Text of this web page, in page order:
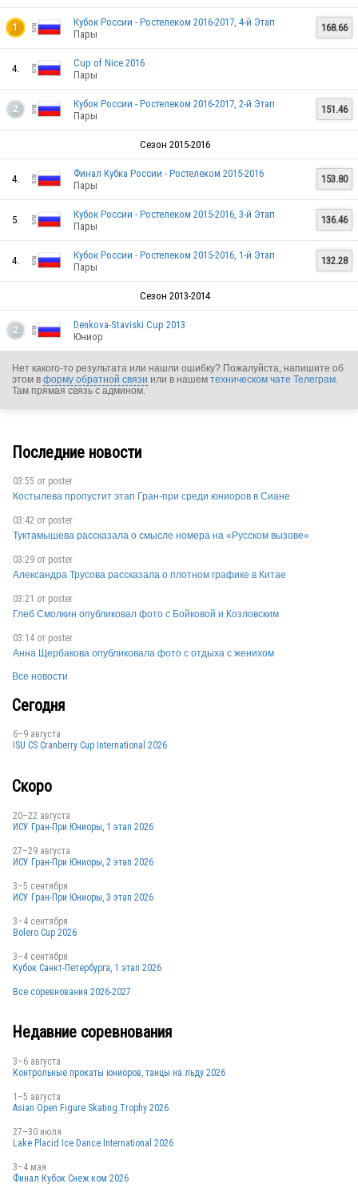
BLR
RUS
RUS
RUS
RUS
RUS
1
RUS
Кубок России - Ростелеком 2016-2017, 4-й Этап
Пары
168.66
4.
RUS
Cup of Nice 2016
Пары
2
RUS
Кубок России - Ростелеком 2016-2017, 2-й Этап
Пары
151.46
Сезон 2015-2016
4.
Финал Кубка России - Ростелеком 2015-2016
Пары
153.80
5.
Кубок России - Ростелеком 2015-2016, 3-й Этап
Пары
136.46
4.
Кубок России - Ростелеком 2015-2016, 1-й Этап
Пары
132.28
Сезон 2013-2014
2
Denkova-Staviski Cup 2013
Юниор
Нет какого-то результата или нашли ошибку? Пожалуйста, напишите об
этом в форму обратной связи или в нашем техническом чате Телеграм.
Там прямая связь с админом.
Последние новости
03:55 от poster
Костылева пропустит этап Гран-при среди юниоров в Сиане
03:42 от poster
Туктамышева рассказала о смысле номера на «Русском вызове»
03:29 от poster
Александра Трусова рассказала о плотном графике в Китае
03:21 от poster
Глеб Смолкин опубликовал фото с Бойковой и Козловским
03:14 от poster
Анна Щербакова опубликовала фото с отдыха с женихом
Все новости
Сегодня
6–9 августа
ISU CS Cranberry Cup International 2026
Скоро
20–22 августа
ИСУ Гран-При Юниоры, 1 этап 2026
27–29 августа
ИСУ Гран-При Юниоры, 2 этап 2026
3–5 сентября
ИСУ Гран-При Юниоры, 3 этап 2026
3–4 сентября
Bolero Cup 2026
3–4 сентября
Кубок Санкт-Петербурга, 1 этап 2026
Все соревнования 2026-2027
Недавние соревнования
3–6 августа
Контрольные прокаты юниоров, танцы на льду 2026
1–5 августа
Asian Open Figure Skating Trophy 2026
27–30 июля
Lake Placid Ice Dance International 2026
3–4 мая
Финал Кубок Снеж.ком 2026